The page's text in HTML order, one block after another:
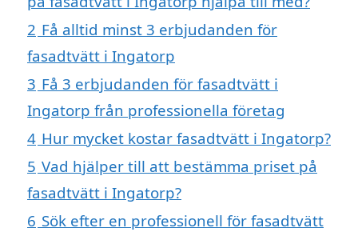
2 Få alltid minst 3 erbjudanden för
fasadtvätt i Ingatorp
3 Få 3 erbjudanden för fasadtvätt i
Ingatorp från professionella företag
4 Hur mycket kostar fasadtvätt i Ingatorp?
5 Vad hjälper till att bestämma priset på
fasadtvätt i Ingatorp?
6 Sök efter en professionell för fasadtvätt